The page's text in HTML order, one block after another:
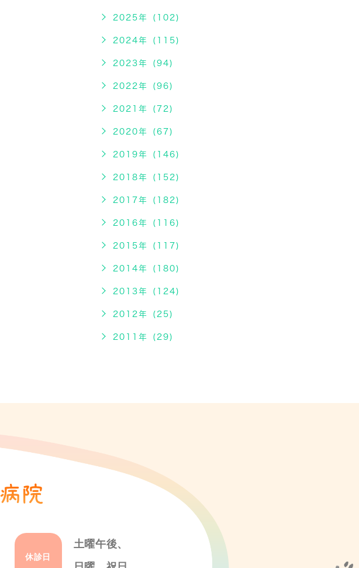
2025年 (102)
2024年 (115)
2023年 (94)
2022年 (96)
2021年 (72)
2020年 (67)
2019年 (146)
2018年 (152)
2017年 (182)
2016年 (116)
2015年 (117)
2014年 (180)
2013年 (124)
2012年 (25)
2011年 (29)
休診日
土曜午後、